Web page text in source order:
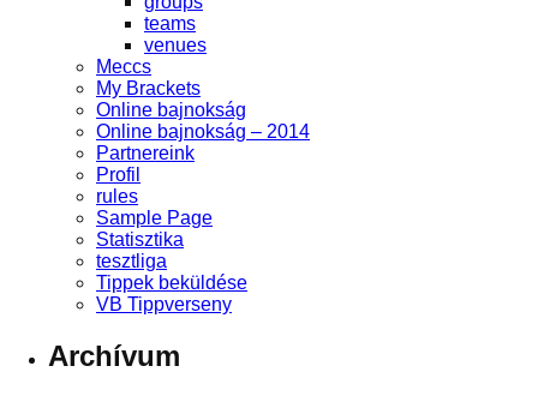
teams
venues
Meccs
My Brackets
Online bajnokság
Online bajnokság – 2014
Partnereink
Profil
rules
Sample Page
Statisztika
tesztliga
Tippek beküldése
VB Tippverseny
Archívum